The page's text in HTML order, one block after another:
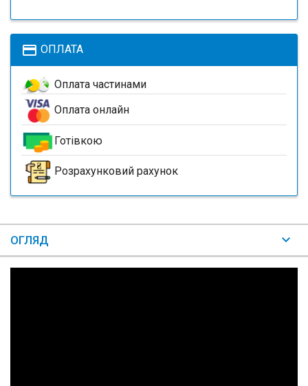
payment ОПЛАТА
Оплата частинами
Оплата онлайн
Готівкою
Розрахунковий рахунок
ОГЛЯД